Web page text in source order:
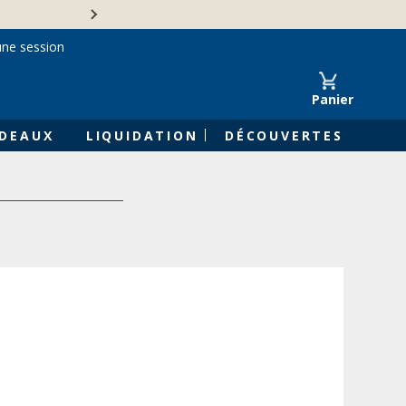
Panier
LIQUIDATION DÉCOUVERTES
session